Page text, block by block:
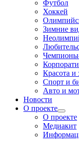
Футбол
Хоккей
Зимние
Красота и
Спорт и
Авто и
Новости
О проекте
О проекте
Медиакит